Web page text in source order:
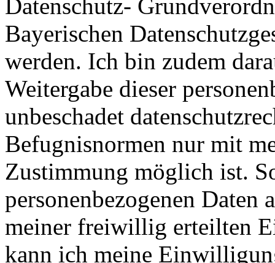
Datenschutz-
Bayerischen
werden. Ich bin zudem
Weitergabe dieser
unbeschadet
Befugnisnormen nur mit
Zustimmung möglich ist.
personenbezogenen
meiner freiwillig erteilten
kann ich meine